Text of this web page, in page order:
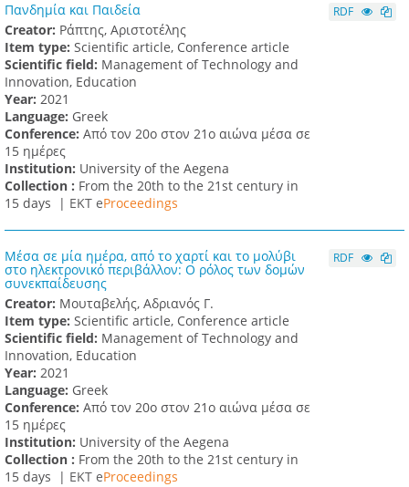
Πανδημία και Παιδεία
Creator: Ράπτης, Αριστοτέλης
Item type: Scientific article, Conference article
Scientific field: Management of Technology and
Innovation, Education
Υear: 2021
Language: Greek
Conference: Από τον 20ο στον 21ο αιώνα μέσα σε
15 ημέρες
Institution: University of the Aegena
Collection : From the 20th to the 21st century in
15 days | ΕΚΤ eProceedings
RDF
Μέσα σε μία ημέρα, από το χαρτί και το μολύβι
στο ηλεκτρονικό περιβάλλον: Ο ρόλος των δομών
συνεκπαίδευσης
Creator: Μουταβελής, Αδριανός Γ.
Item type: Scientific article, Conference article
Scientific field: Management of Technology and
Innovation, Education
Υear: 2021
Language: Greek
Conference: Από τον 20ο στον 21ο αιώνα μέσα σε
15 ημέρες
Institution: University of the Aegena
Collection : From the 20th to the 21st century in
15 days | ΕΚΤ eProceedings
RDF